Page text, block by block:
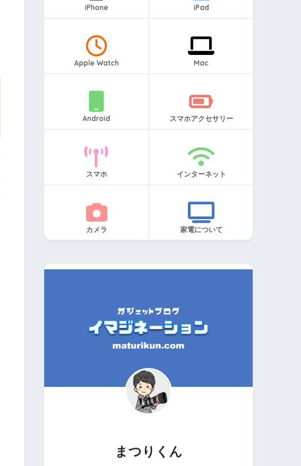
iPhone iPad
Apple Watch Mac
Android スマホアクセサリー
スマホ インターネット
カメラ 家電について
まつりくん